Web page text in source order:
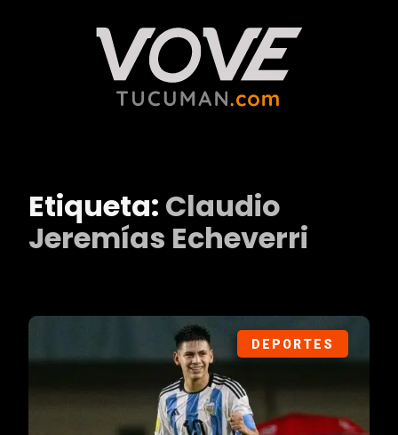
Etiqueta: Claudio
Jeremías Echeverri
DEPORTES